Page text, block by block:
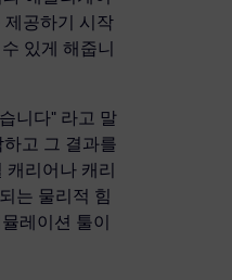
제공하기 시작
있게 해줍니
니다" 라고 말
고 그 결과를
리어나 캐리
는 물리적 힘
레이션 툴이